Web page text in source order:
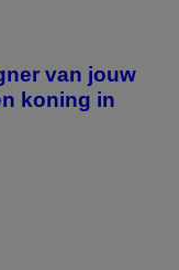
van jouw
koning in